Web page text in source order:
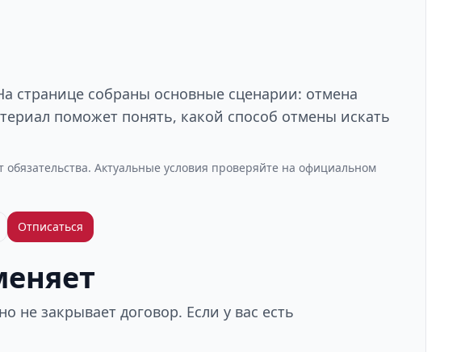
странице собраны основные сценарии: отмена
поможет понять, какой способ отмены искать
Актуальные условия проверяйте на официальном
Отписаться
закрывает договор. Если у вас есть